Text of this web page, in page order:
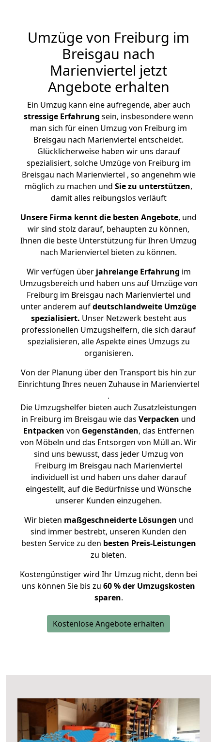
Umzüge von Freiburg im
Breisgau nach
Marienviertel jetzt
Angebote erhalten
Ein Umzug kann eine aufregende, aber auch
stressige Erfahrung sein, insbesondere wenn
man sich für einen Umzug von Freiburg im
Breisgau nach Marienviertel entscheidet.
Glücklicherweise haben wir uns darauf
spezialisiert, solche Umzüge von Freiburg im
Breisgau nach Marienviertel , so angenehm wie
möglich zu machen und Sie zu unterstützen,
damit alles reibungslos verläuft
Unsere Firma kennt die besten Angebote, und
wir sind stolz darauf, behaupten zu können,
Ihnen die beste Unterstützung für Ihren Umzug
nach Marienviertel bieten zu können.
Wir verfügen überjahrelange Erfahrung im
Umzugsbereich und haben uns auf Umzüge von
Freiburg im Breisgau nach Marienviertel und
unter anderem aufdeutschlandweite Umzüge
spezialisiert. Unser Netzwerk besteht aus
professionellen Umzugshelfern, die sich darauf
spezialisieren, alle Aspekte eines Umzugs zu
organisieren.
Von der Planung über den Transport bis hin zur
Einrichtung Ihres neuen Zuhause in Marienviertel
.
Die Umzugshelfer bieten auch Zusatzleistungen
in Freiburg im Breisgau wie das Verpacken und
Entpacken von Gegenständen, das Entfernen
von Möbeln und das Entsorgen von Müll an. Wir
sind uns bewusst, dass jeder Umzug von
Freiburg im Breisgau nach Marienviertel
individuell ist und haben uns daher darauf
eingestellt, auf die Bedürfnisse und Wünsche
unserer Kunden einzugehen.
Wir bieten maßgeschneiderte Lösungen und
sind immer bestrebt, unseren Kunden den
besten Service zu den besten Preis-Leistungen
zu bieten.
Kostengünstiger wird Ihr Umzug nicht, denn bei
uns können Sie bis zu 60 % der Umzugskosten
sparen.
Kostenlose Angebote erhalten